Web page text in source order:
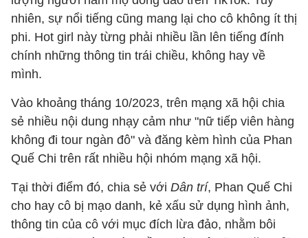
nhiên, sự nổi tiếng cũng mang lại cho cô không ít thị
phi. Hot girl này từng phải nhiều lần lên tiếng đính
chính những thông tin trái chiều, không hay về
mình.
Vào khoảng tháng 10/2023, trên mạng xã hội chia
sẻ nhiều nội dung nhạy cảm như "nữ tiếp viên hàng
không đi tour ngàn đô" và đăng kèm hình của Phan
Quế Chi trên rất nhiều hội nhóm mạng xã hội.
Tại thời điểm đó, chia sẻ với Dân trí, Phan Quế Chi
cho hay cô bị mạo danh, kẻ xấu sử dụng hình ảnh,
thông tin của cô với mục đích lừa đảo, nhằm bôi